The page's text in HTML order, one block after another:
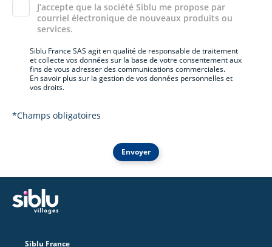
J’accepte que la société Siblu me propose par
courriel électronique de nouveaux produits ou
services.
Siblu France SAS agit en qualité de responsable de traitement
et collecte vos données sur la base de votre consentement aux
fins de vous adresser des communications commerciales.
En savoir plus sur la gestion de vos données personnelles et
vos droits.
*Champs obligatoires
Envoyer
Siblu France